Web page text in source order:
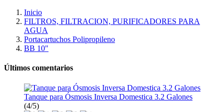
Inicio
FILTROS, FILTRACION, PURIFICADORES PARA
AGUA
Portacartuchos Polipropileno
BB 10"
Últimos comentarios
Tanque para Ósmosis Inversa Domestica 3.2 Galones
(4/5)